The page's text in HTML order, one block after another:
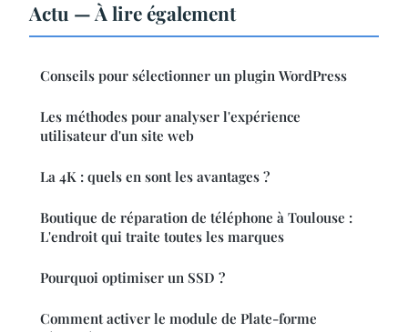
Actu — À lire également
Conseils pour sélectionner un plugin WordPress
Les méthodes pour analyser l'expérience
utilisateur d'un site web
La 4K : quels en sont les avantages ?
Boutique de réparation de téléphone à Toulouse :
L'endroit qui traite toutes les marques
Pourquoi optimiser un SSD ?
Comment activer le module de Plate-forme